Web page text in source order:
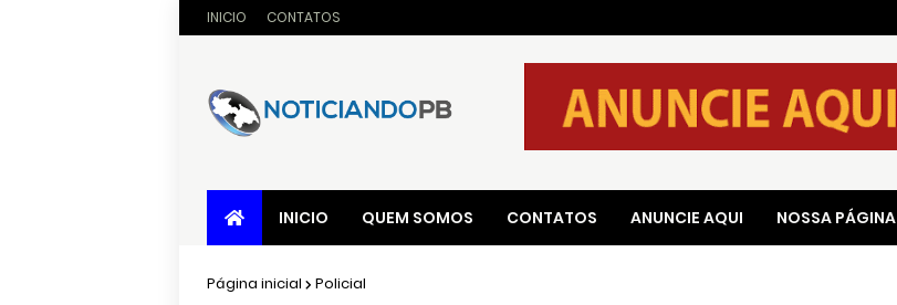
INICIO CONTATOS
INICIO QUEM SOMOS CONTATOS ANUNCIE AQUI NOSSA PÁGINA
Página inicial Policial